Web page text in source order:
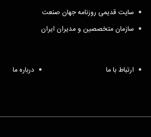
سایت قدیمی روزنامه جهان صنعت
سازمان متخصصین و مدیران ایران
ارتباط با ما درباره ما